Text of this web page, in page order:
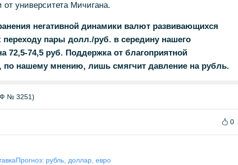
от университета Мичигана.
негативной динамики валют развивающихся
переходу пары долл./руб. в середину нашего
72,5-74,5 руб. Поддержка от благоприятной
нашему мнению, лишь смягчит давление на рубль.
№ 3251)
0
Прогноз: рубль, доллар, евро